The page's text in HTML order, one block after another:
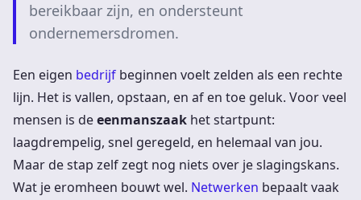
bereikbaar zijn, en ondersteunt
ondernemersdromen.
Een eigen bedrijf beginnen voelt zelden als een rechte
lijn. Het is vallen, opstaan, en af en toe geluk. Voor veel
mensen is deeenmanszaak het startpunt:
laagdrempelig, snel geregeld, en helemaal van jou.
Maar de stap zelf zegt nog niets over je slagingskans.
Wat je eromheen bouwt wel. Netwerken bepaalt vaak